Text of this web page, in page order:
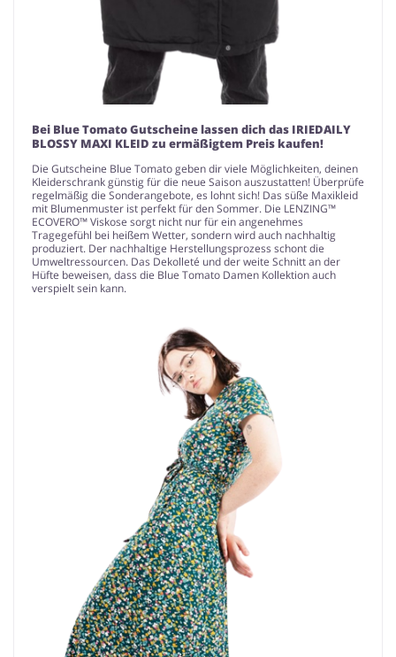
Bei Blue Tomato Gutscheine lassen dich das IRIEDAILY
BLOSSY MAXI KLEID zu ermäßigtem Preis kaufen!
Die Gutscheine Blue Tomato geben dir viele Möglichkeiten, deinen
Kleiderschrank günstig für die neue Saison auszustatten! Überprüfe
regelmäßig die Sonderangebote, es lohnt sich! Das süße Maxikleid
mit Blumenmuster ist perfekt für den Sommer. Die LENZING™
ECOVERO™ Viskose sorgt nicht nur für ein angenehmes
Tragegefühl bei heißem Wetter, sondern wird auch nachhaltig
produziert. Der nachhaltige Herstellungsprozess schont die
Umweltressourcen. Das Dekolleté und der weite Schnitt an der
Hüfte beweisen, dass die Blue Tomato Damen Kollektion auch
verspielt sein kann.